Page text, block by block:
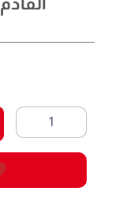
كمية
القادم
-
2000